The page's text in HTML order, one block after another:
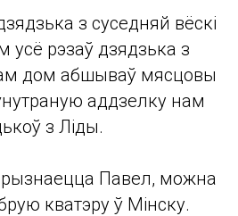
з суседняй вёскі
усё рэзаў дзядзька з
дом абшываў мясцовы
аддзелку нам
з Ліды.
Павел, можна
кватэру ў Мінску.